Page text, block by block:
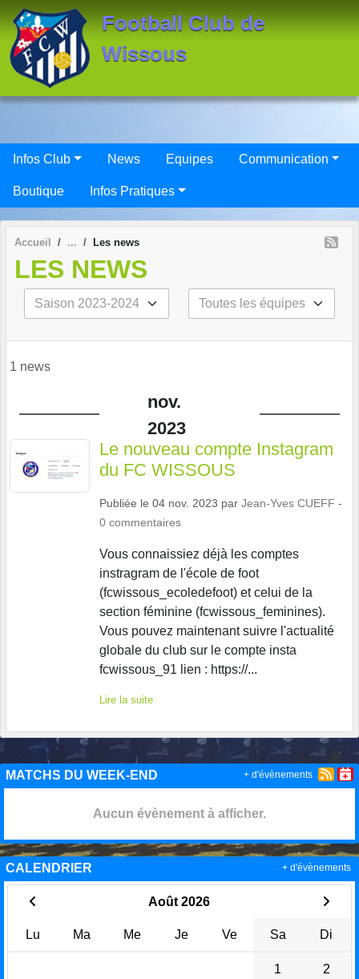
Football Club de
Wissous
Infos Club News Equipes Communication
Boutique Infos Pratiques
Accueil Les news
LES NEWS
1 news
nov.
2023
Le nouveau compte Instagram
du FC WISSOUS
Publiée le 04 nov. 2023 par Jean-Yves CUEFF -
0 commentaires
Vous connaissiez déjà les comptes
instragram de l'école de foot
(fcwissous_ecoledefoot) et celui de la
section féminine (fcwissous_feminines).
Vous pouvez maintenant suivre l'actualité
globale du club sur le compte insta
fcwissous_91 lien : https://...
Lire la suite
MATCHS DU WEEK-END
Aucun évènement à afficher.
+ d'évènements
CALENDRIER
Août 2026
Lu Ma Me Je Ve Sa Di
1 2
+ d'évènements
Panneau de gestion des cookies